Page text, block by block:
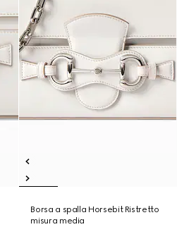
Borsa a spalla Horsebit Ristretto
misura media